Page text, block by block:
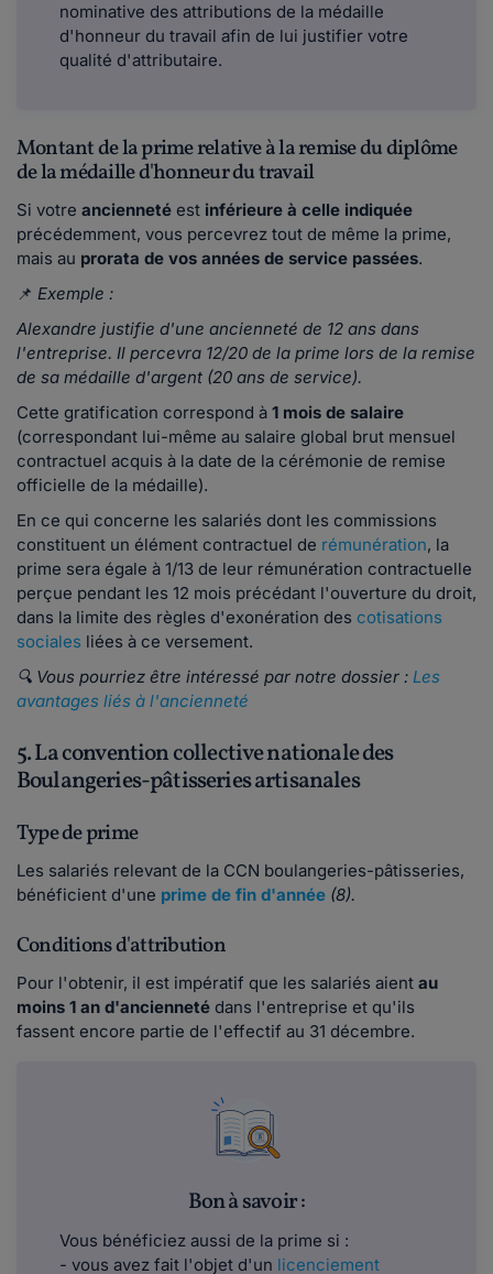
nominative des attributions de la médaille
d'honneur du travail afin de lui justifier votre
qualité d'attributaire.
Montant de la prime relative à la remise du diplôme
de la médaille d'honneur du travail
Si votre ancienneté est inférieure à celle indiquée
précédemment, vous percevrez tout de même la prime,
mais au prorata de vos années de service passées.
📌 Exemple :
Alexandre justifie d'une ancienneté de 12 ans dans
l'entreprise. Il percevra 12/20 de la prime lors de la remise
de sa médaille d'argent (20 ans de service).
Cette gratification correspond à 1 mois de salaire
(correspondant lui-même au salaire global brut mensuel
contractuel acquis à la date de la cérémonie de remise
officielle de la médaille).
En ce qui concerne les salariés dont les commissions
constituent un élément contractuel de rémunération, la
prime sera égale à 1/13 de leur rémunération contractuelle
perçue pendant les 12 mois précédant l'ouverture du droit,
dans la limite des règles d'exonération des cotisations
sociales liées à ce versement.
🔍 Vous pourriez être intéressé par notre dossier : Les
avantages liés à l'ancienneté
5. La convention collective nationale des
Boulangeries-pâtisseries artisanales
Type de prime
Les salariés relevant de la CCN boulangeries-pâtisseries,
bénéficient d'une prime de fin d'année (8).
Conditions d'attribution
Pour l'obtenir, il est impératif que les salariés aient au
moins 1 an d'ancienneté dans l'entreprise et qu'ils
fassent encore partie de l'effectif au 31 décembre.
Bon à savoir :
Vous bénéficiez aussi de la prime si :
- vous avez fait l'objet d'un licenciement